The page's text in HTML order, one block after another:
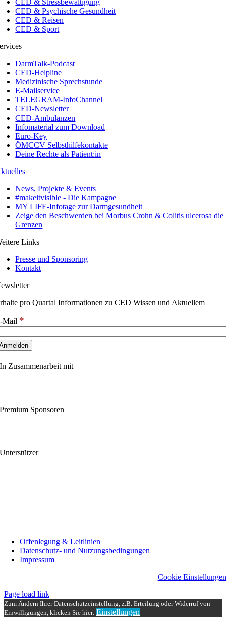
CED & Psychische Gesundheit
CED & Reisen
CED & Sport
DarmTalk-Podcast
CED-Helpline
Medizinische Sprechstunde
E-Mailservice
TELEGRAM-InfoChannel
CED-Newsletter
CED-Ambulanzen
Infomaterial zum Download
Euro-Key
ÖMCCV Selbsthilfekontakte
Deine Rechte als Patient:in
News, Projekte & Events
#makeitvisible - Die Kampagne
MY LIFE-Infotage zur Darmgesundheit
Zeige den Beschwerden bei Morbus Crohn & Colitis ulcerosa die
Grenzen
Links
Presse und Sponsoring
Kontakt
pro Quartal Informationen zu CED Wissen und Aktuellem
Mail *
In Zusammenarbeit mit
Premium Sponsoren
Unterstützer
Offenlegung & Leitlinien
Datenschutz- und Nutzungsbedingungen
Impressum
Cookie Einstellungen
Page load link
Zum Ändern Ihrer Datenschutzeinstellung, z.B. Erteilung oder Widerruf von
Einwilligungen, klicken Sie hier: Einstellungen